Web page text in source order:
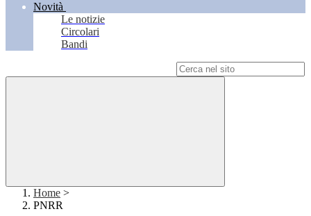
Novità
Le notizie
Circolari
Bandi
Home >
PNRR